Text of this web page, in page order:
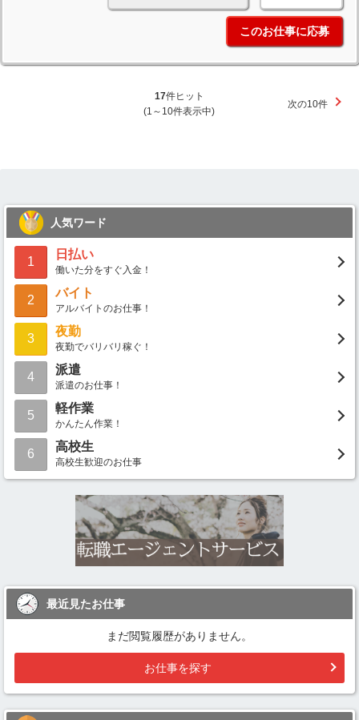
このお仕事に応募
17件ヒット
(1～10件表示中)
次の10件
人気ワード
1
日払い
働いた分をすぐ入金！
2
バイト
アルバイトのお仕事！
3
夜勤
夜勤でバリバリ稼ぐ！
4
派遣
派遣のお仕事！
5
軽作業
かんたん作業！
6
高校生
高校生歓迎のお仕事
最近見たお仕事
まだ閲覧履歴がありません。
お仕事を探す